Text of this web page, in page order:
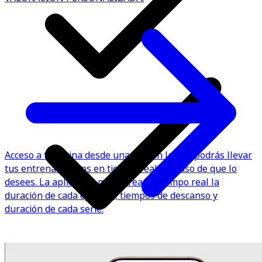
Acceso a tu rutina desde una app en la que podrás llevar
tus entrenamientos en tiempo real, en caso de que lo
desees. La aplicación monitorea en tiempo real la
duración de cada ejercicio, tiempos de descanso y
duración de cada serie.